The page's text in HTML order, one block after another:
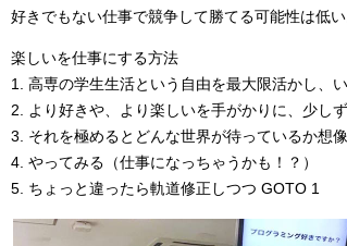
好きでもない仕事で競争して勝てる可能性は低い
楽しいを仕事にする方法
1. 高専の学生生活という自由を最大限活かし、
2. より好きや、より楽しいを手がかりに、少し
3. それを極めるとどんな世界が待っているか想
4. やってみる（仕事になっちゃうかも！？）
5. ちょっと違ったら軌道修正しつつ GOTO 1